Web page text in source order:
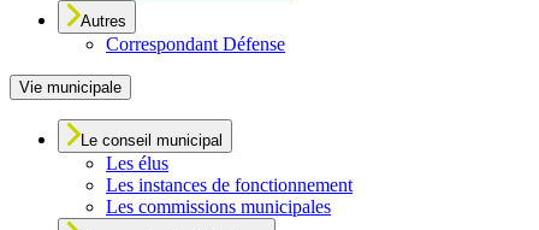
Autres
Correspondant Défense
Vie municipale
Le conseil municipal
Les élus
Les instances de fonctionnement
Les commissions municipales